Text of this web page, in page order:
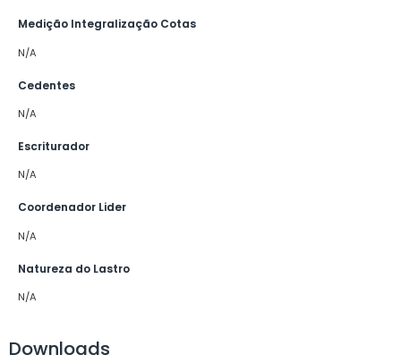
Medição Integralização Cotas
N/A
Cedentes
N/A
Escriturador
N/A
Coordenador Lider
N/A
Natureza do Lastro
N/A
Downloads